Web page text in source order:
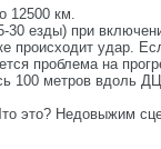
12500 км.
30 езды) при
происходит удар.
проблема на
100 метров вдоль
это? Недовыжим